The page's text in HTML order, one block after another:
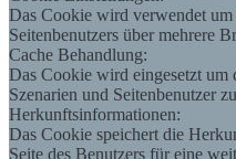
Das Cookie wird verwendet
Seitenbenutzers über mehrere
Cache Behandlung:
Das Cookie wird eingesetzt um
Szenarien und Seitenbenutzer
Herkunftsinformationen:
Das Cookie speichert die
Seite des Benutzers für eine